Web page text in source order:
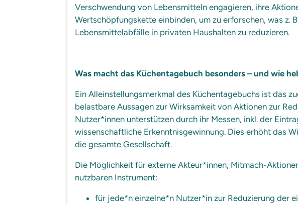
Verschwendung von Lebensmitteln engagieren, ihre
Wertschöpfungskette einbinden, um zu erforschen, was z.
Lebensmittelabfälle in privaten Haushalten zu reduzieren.
Was macht das Küchentagebuch besonders – und wie
Ein Alleinstellungsmerkmal des Küchentagebuchs ist das
belastbare Aussagen zur Wirksamkeit von Aktionen zur
Nutzer*innen unterstützen durch ihr Messen, inkl. der
wissenschaftliche Erkenntnisgewinnung. Dies erhöht das
die gesamte Gesellschaft.
Die Möglichkeit für externe Akteur*innen, Mitmach-
nutzbaren Instrument:
für jede*n einzelne*n Nutzer*in zur Reduzierung der